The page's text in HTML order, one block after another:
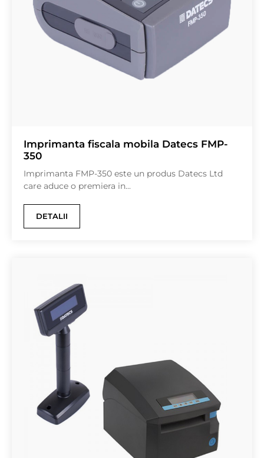
Imprimanta fiscala mobila Datecs FMP-
350
Imprimanta FMP-350 este un produs Datecs Ltd
care aduce o premiera in...
DETALII